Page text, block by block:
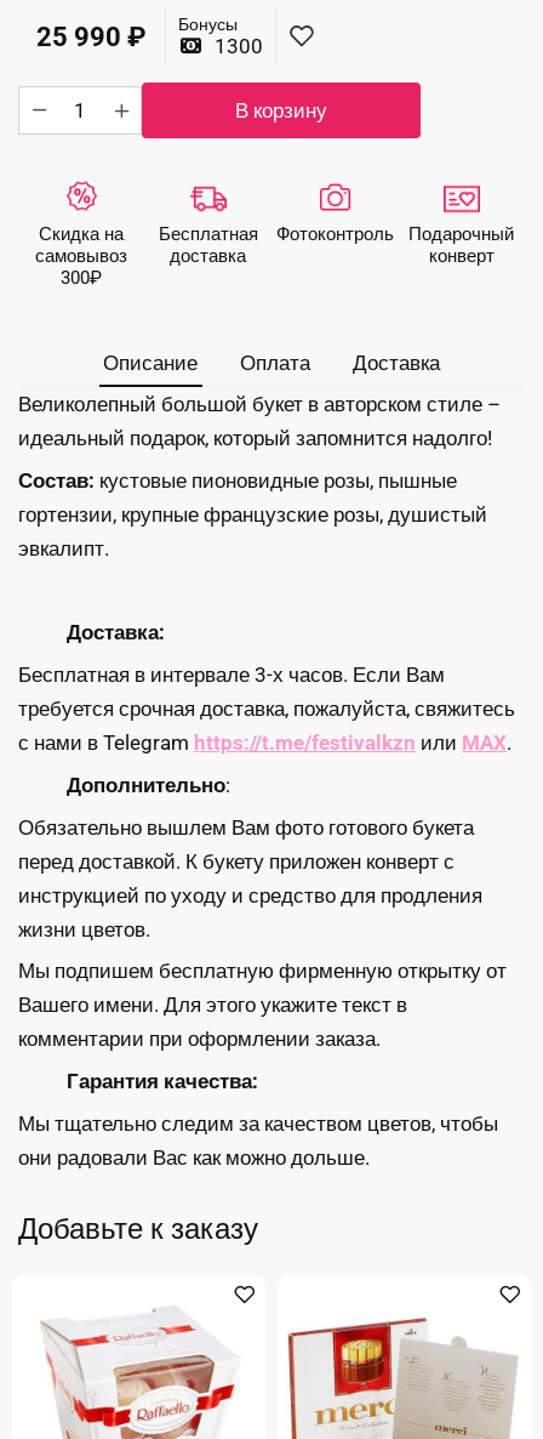
25 990 ₽ Бонусы
1300
Количество
товара
букет
"Чарующий
закат"
В корзину
Скидка на
самовывоз
300₽
Бесплатная
доставка
Фото­контроль
Подарочный
конверт
Описание Оплата
Доставка
Великолепный большой букет в авторском стиле –
идеальный подарок, который запомнится надолго!
Состав: кустовые пионовидные розы, пышные
гортензии, крупные французские розы, душистый
эвкалипт.
Доставка:
Бесплатная в интервале 3-х часов. Если Вам
требуется срочная доставка, пожалуйста, свяжитесь
с нами в Telegram https://t.me/festivalkzn или MAX.
Дополнительно:
Обязательно вышлем Вам фото готового букета
перед доставкой. К букету приложен конверт с
инструкцией по уходу и средство для продления
жизни цветов.
Мы подпишем бесплатную фирменную открытку от
Вашего имени. Для этого укажите текст в
комментарии при оформлении заказа.
Гарантия качества:
Мы тщательно следим за качеством цветов, чтобы
они радовали Вас как можно дольше.
Добавьте к заказу